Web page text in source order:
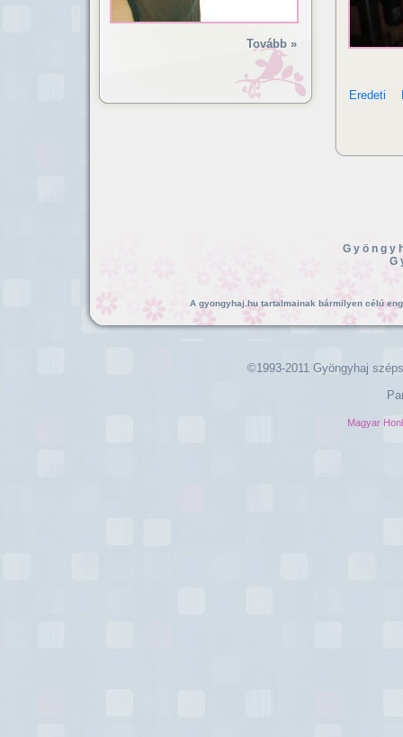
Eredeti
Tovább »
A gyongyhaj.hu tartalmainak bármilyen célú
©1993-2011 Gyöngyhaj
Magyar